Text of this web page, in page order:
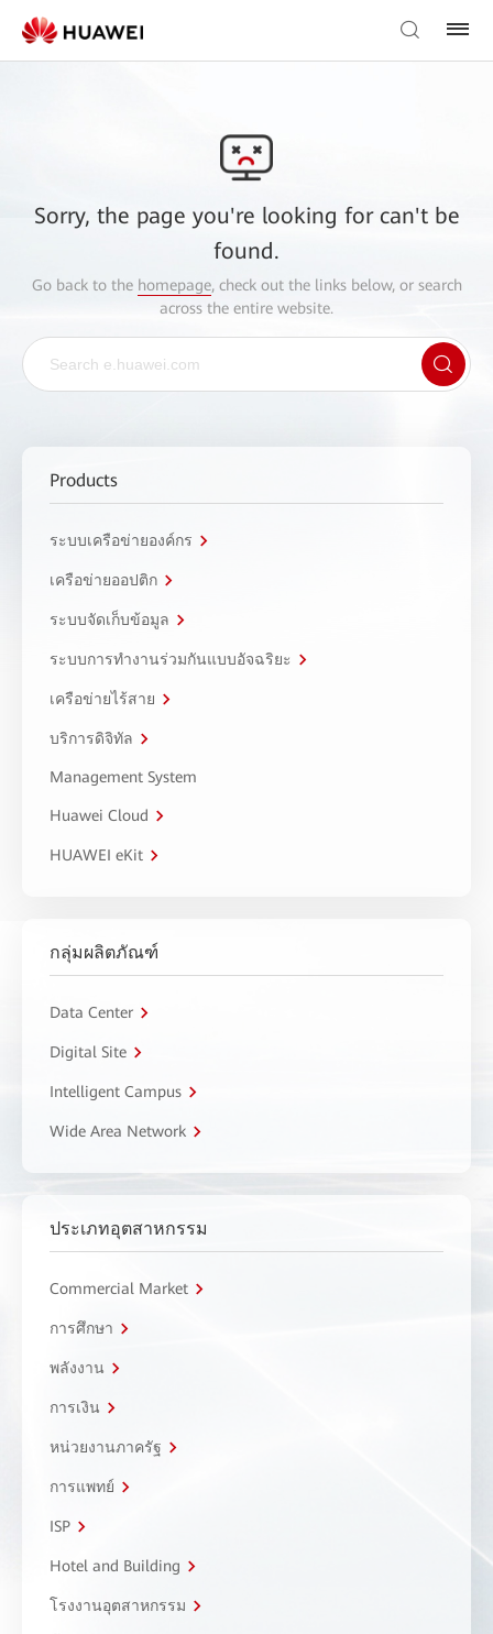
Sorry, the page you're looking for can't be
found.
Go back to the homepage, check out the links below, or search
across the entire website.
Products
ระบบเครือข่ายองค์กร
เครือข่ายออปติก
ระบบจัดเก็บข้อมูล
ระบบการทำงานร่วมกันแบบอัจฉริยะ
เครือข่ายไร้สาย
บริการดิจิทัล
Management System
Huawei Cloud
HUAWEI eKit
กลุ่มผลิตภัณฑ์
Data Center
Digital Site
Intelligent Campus
Wide Area Network
ประเภทอุตสาหกรรม
Commercial Market
การศึกษา
พลังงาน
การเงิน
หน่วยงานภาครัฐ
การแพทย์
ISP
Hotel and Building
โรงงานอุตสาหกรรม